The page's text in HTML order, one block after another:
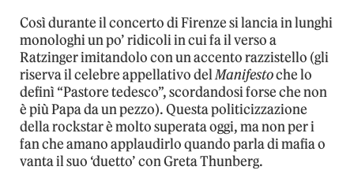
Così durante il concerto di Firenze si lancia in lunghi
monologhi un po’ ridicoli in cui fa il verso a
Ratzinger imitandolo con un accento razzistello (gli
riserva il celebre appellativo delManifestoche lo
definì “Pastore tedesco”, scordandosi forse che non
è più Papa da un pezzo). Questa politicizzazione
della rockstar è molto superata oggi, ma non per i
fan che amano applaudirlo quando parla di mafia o
vanta il suo ‘duetto’ con Greta Thunberg.